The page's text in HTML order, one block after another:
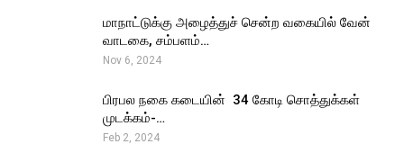
மாநாட்டுக்கு அழைத்துச் சென்ற வகையில் வேன்
வாடகை, சம்பளம்…
Nov 6, 2024
பிரபல நகை கடையின் ₹ 34 கோடி சொத்துக்கள்
முடக்கம்-…
Feb 2, 2024